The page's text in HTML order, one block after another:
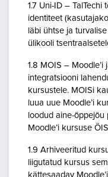
1.7 Uni-ID –
identiteet
läbi ühtse ja
ülikooli
1.8 MOIS –
integratsiooni
kursustele. MOISi
luua uue Moodle’i
loodud aine-
Moodle’i kursuse
1.9 Arhiveeritud
liigutatud kursus
kättesaadav